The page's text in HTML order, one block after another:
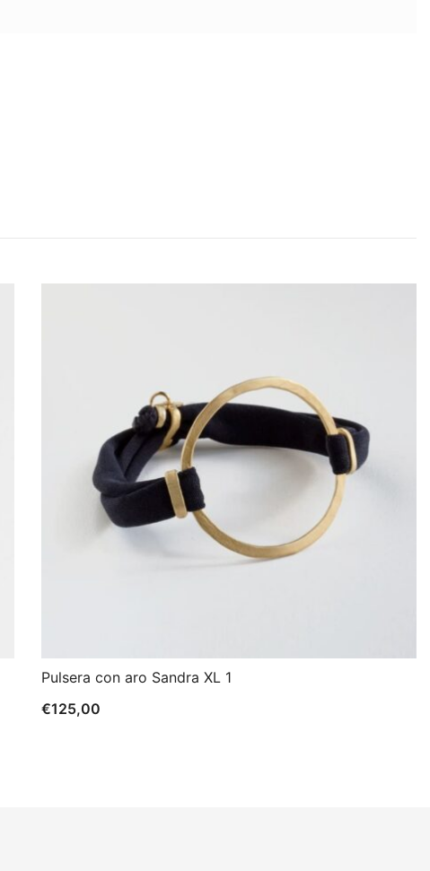
Pulsera con aro Sandra XL 1
€125,00